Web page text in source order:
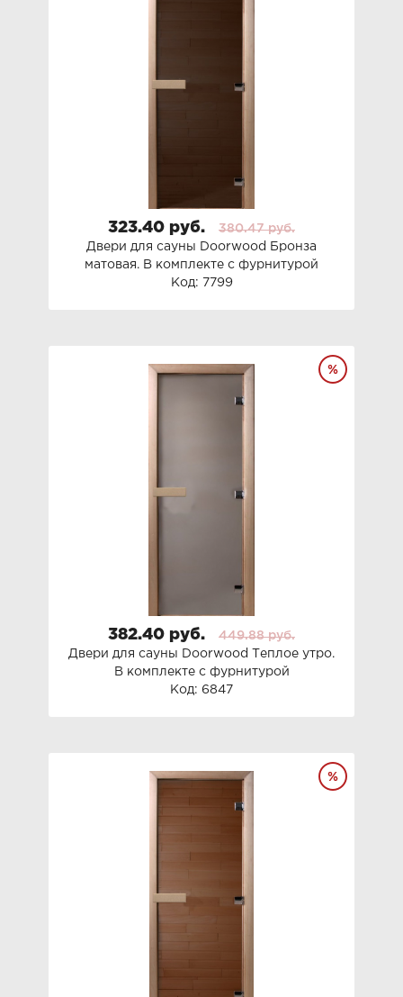
323.40 руб.
380.47 руб.
Двери для сауны Doorwood Бронза
матовая. В комплекте с фурнитурой
Код: 7799
382.40 руб.
449.88 руб.
Двери для сауны Doorwood Теплое утро.
В комплекте с фурнитурой
Код: 6847